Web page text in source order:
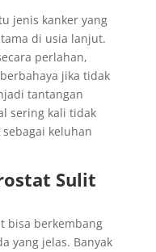
jenis kanker yang
di usia lanjut.
perlahan,
jika tidak
tantangan
sering kali tidak
keluhan
Sulit
bisa berkembang
yang jelas. Banyak